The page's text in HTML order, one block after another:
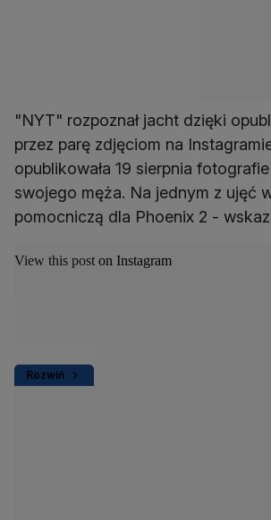
"NYT" rozpoznał jacht dzięki
przez parę zdjęciom na
opublikowała 19 sierpnia
swojego męża. Na jednym z ujęć
pomocniczą dla Phoenix 2 -
Rozwiń
View this post on Instagram